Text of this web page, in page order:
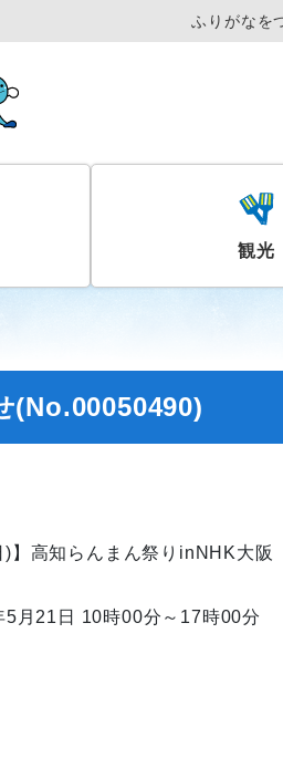
ふりがなを
観光
(No.00050490)
)】高知らんまん祭りinNHK大阪
月21日
10時00分～17時00分